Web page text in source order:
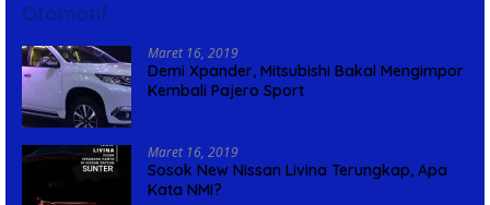
Otomotif
Maret 16, 2019
Demi Xpander, Mitsubishi Bakal Mengimpor
Kembali Pajero Sport
Maret 16, 2019
Sosok New Nissan Livina Terungkap, Apa
Kata NMI?